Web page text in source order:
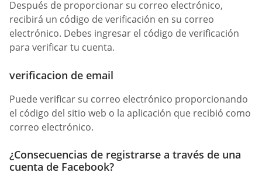
Después de proporcionar su correo electrónico,
recibirá un código de verificación en su correo
electrónico. Debes ingresar el código de verificación
para verificar tu cuenta.
verificacion de email
Puede verificar su correo electrónico proporcionando
el código del sitio web o la aplicación que recibió como
correo electrónico.
¿Consecuencias de registrarse a través de una
cuenta de Facebook?